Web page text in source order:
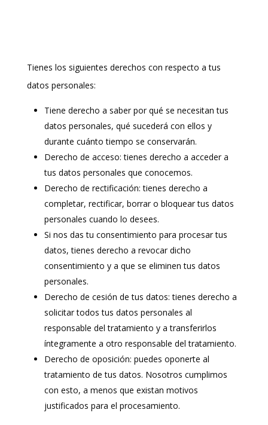
Tienes los siguientes derechos con respecto a tus
datos personales:
Tiene derecho a saber por qué se necesitan tus
datos personales, qué sucederá con ellos y
durante cuánto tiempo se conservarán.
Derecho de acceso: tienes derecho a acceder a
tus datos personales que conocemos.
Derecho de rectificación: tienes derecho a
completar, rectificar, borrar o bloquear tus datos
personales cuando lo desees.
Si nos das tu consentimiento para procesar tus
datos, tienes derecho a revocar dicho
consentimiento y a que se eliminen tus datos
personales.
Derecho de cesión de tus datos: tienes derecho a
solicitar todos tus datos personales al
responsable del tratamiento y a transferirlos
íntegramente a otro responsable del tratamiento.
Derecho de oposición: puedes oponerte al
tratamiento de tus datos. Nosotros cumplimos
con esto, a menos que existan motivos
justificados para el procesamiento.